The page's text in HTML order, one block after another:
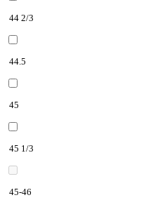
44 2/3
44.5
45
45 1/3
45-46